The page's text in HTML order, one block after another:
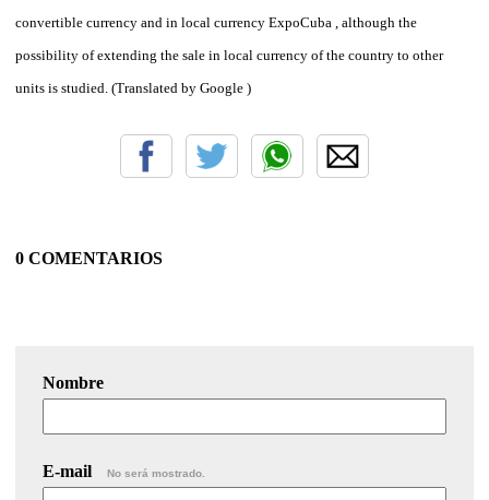
convertible currency and in local currency ExpoCuba , although the
possibility of extending the sale in local currency of the country to other
units is studied. (Translated by Google )
0 COMENTARIOS
Nombre
E-mail No será mostrado.